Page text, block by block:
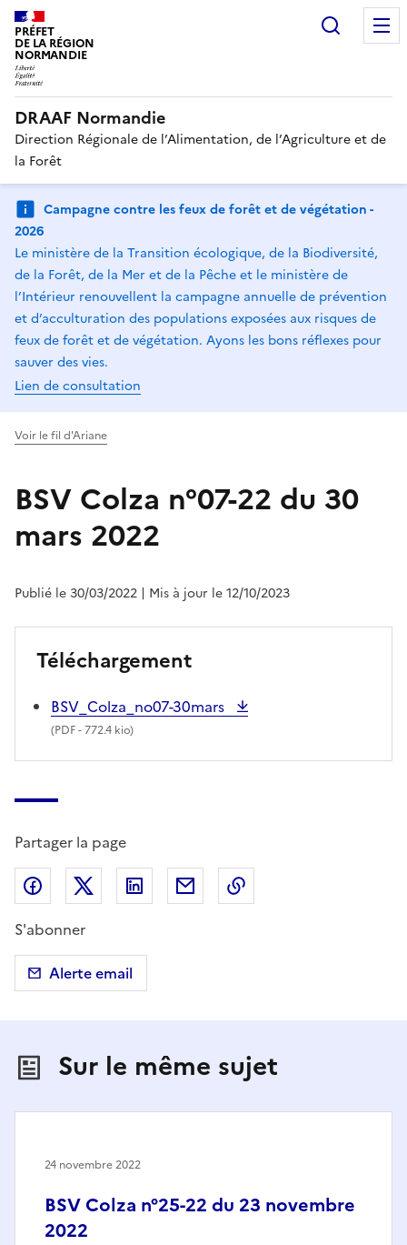
PRÉFET
DE LA RÉGION
NORMANDIE
DRAAF Normandie
Direction Régionale de l’Alimentation, de l’Agriculture et de
la Forêt
Campagne contre les feux de forêt et de végétation -
2026
Le ministère de la Transition écologique, de la Biodiversité,
de la Forêt, de la Mer et de la Pêche et le ministère de
l’Intérieur renouvellent la campagne annuelle de prévention
et d’acculturation des populations exposées aux risques de
feux de forêt et de végétation. Ayons les bons réflexes pour
sauver des vies.
Lien de consultation
Voir le fil d'Ariane
BSV Colza n°07-22 du 30
mars 2022
Publié le 30/03/2022 | Mis à jour le 12/10/2023
Téléchargement
BSV_Colza_no07-30mars
(PDF- 772.4 kio)
Partager la page
Partager sur Facebook
Partager sur X (anciennement Twitter)
Partager sur LinkedIn
Partager par email
S'abonner
Alerte email
Sur le même sujet
BSV Colza n°25-22 du 23 novembre
2022
24 novembre 2022